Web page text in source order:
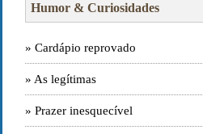
Humor & Curiosidades
» Cardápio reprovado
» As legítimas
» Prazer inesquecível